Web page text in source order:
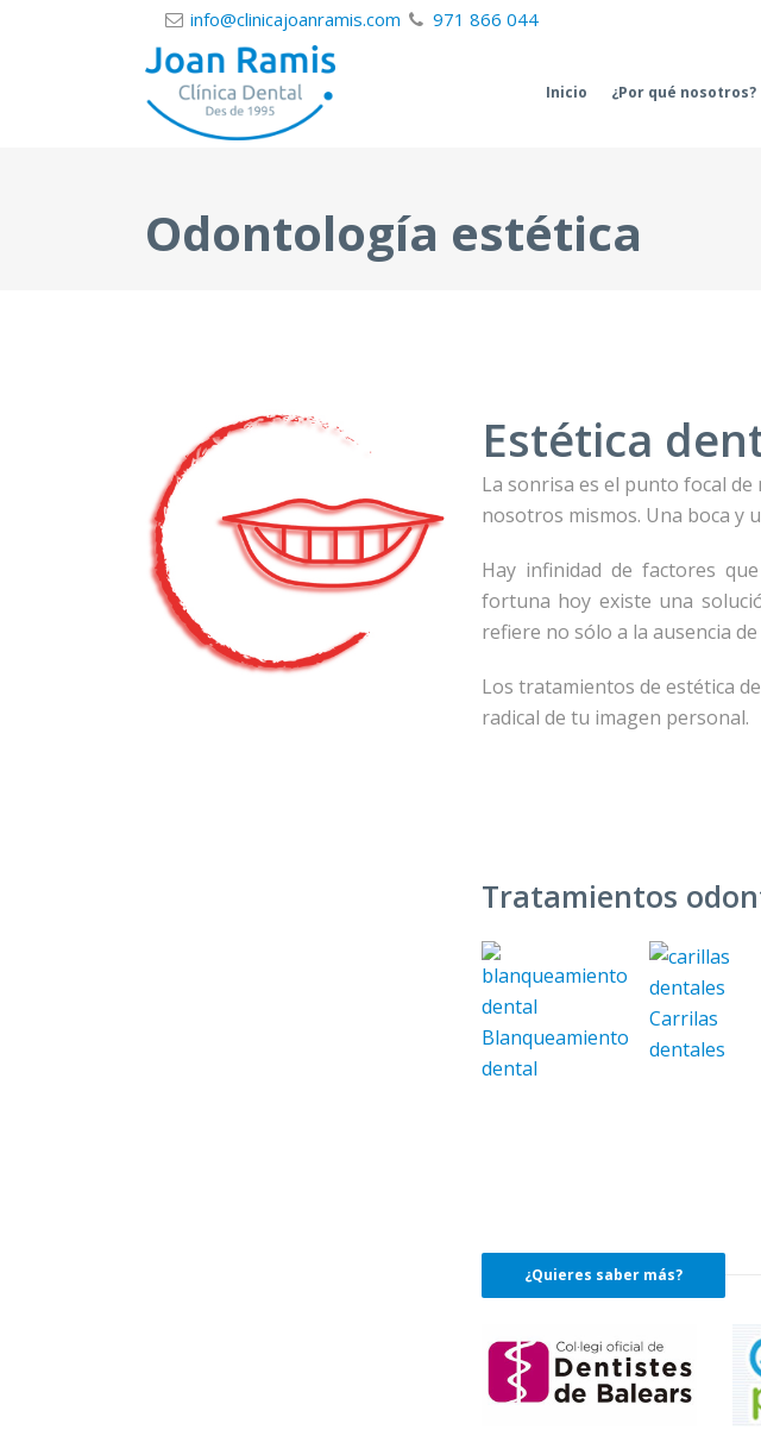
info@clinicajoanramis.com 971 866 044
Inicio ¿Por qué nosotros?
Odontología estética
Estética
La sonrisa es el punto focal
nosotros mismos. Una boca y
Hay infinidad de factores
fortuna hoy existe una
refiere no sólo a la ausencia
Los tratamientos de estética
radical de tu imagen personal.
Tratamientos
Blanqueamiento
dental
Carrilas
dentales
¿Quieres saber más?